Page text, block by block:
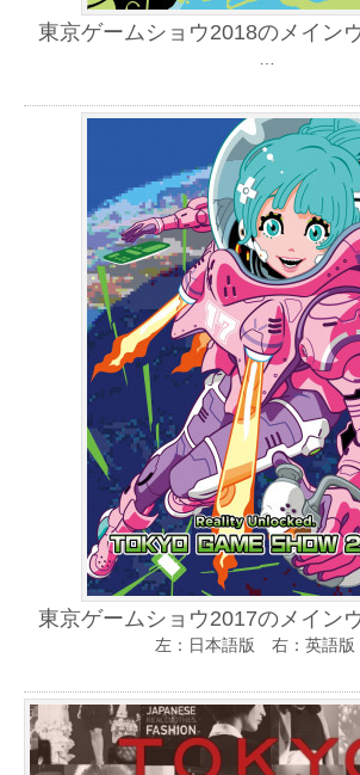
東京ゲームショウ2018のメイン
東京ゲームショウ2017のメイン
左：日本語版 右：英語版